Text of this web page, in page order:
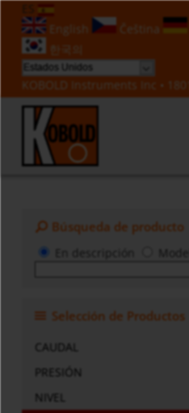
English
Čeština
한국의
KOBOLD Instruments Inc •
Búsqueda de producto
Selección de Productos
CAUDAL
PRESIÓN
NIVEL